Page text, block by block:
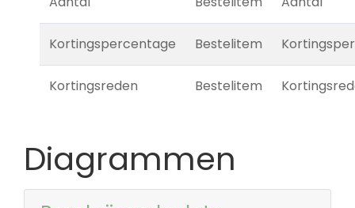
Kortingspercentage Bestelitem
Kortingsreden Bestelitem
Diagrammen